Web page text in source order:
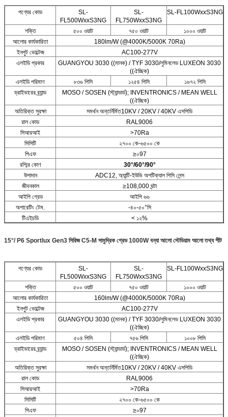
পণ্যের কোড
SL-
FL500WxxS3NG
SL-
FL750WxxS3NG
SL-FL100WxxS3NG
শক্তি ৫০০ ওয়াট ৭৫০ ওয়াট
১০০০ ওয়াট
আলোর কার্যকারিতা
180lm/W (@4000K/5000K 70Ra)
ইনপুট ভোল্টেজ
AC100-277V
এলইডি প্রকার
GUANGYOU 3030 ((মানক) / TYF 3030/লুমিনলেড LUXEON 3030
((ঐচ্ছিক)
এলইডি পরিমাণ
৮৩৬ পিসি ১২৫৪ পিসি
১৬৭২ পিসি
ড্রাইভারের ব্র্যান্ড
MOSO / SOSEN (স্ট্যান্ডার্ড); INVENTRONICS / MEAN WELL
((ঐচ্ছিক)
অতিরিক্ত সুরক্ষা
সমর্থন অন্তর্নির্মিত10KV / 20KV / 40KV এসপিডি
রাল কোড
RAL9006
সিআরআই
>70Ra
সিসিটি
২৭০০ কে-৬৫০০ কে
পিএফ
≥০97
রশ্মির কোণ
30°/60°/90°
উপাদান
ADC12, অ্যান্টি-ইউভি অপটিক্যাল পিসি লেন্স
জীবনকাল
≥108,000 ঘন্টা
আইপি গ্রেড
আইপি ৬৬
অপারেটিং টেম.
-৪০-৫০°সি
টিএইচডি
< ১২%
15°/ P6 Sportlux Gen3 সিরিজ C5-M সামুদ্রিক গ্রেড 1000W বন্যা আলো স্টেডিয়াম আলো তথ্য শীট
পণ্যের কোড
SL-
FL500WxxS3NG
SL-
FL750WxxS3NG
SL-FL100WxxS3NG
শক্তি ৫০০ ওয়াট ৭৫০ ওয়াট
১০০০ ওয়াট
আলোর কার্যকারিতা
160lm/W (@4000K/5000K 70Ra)
ইনপুট ভোল্টেজ
AC100-277V
এলইডি প্রকার
GUANGYOU 3030 ((মানক) / TYF 3030/লুমিনলেড LUXEON 3030
((ঐচ্ছিক)
এলইডি পরিমাণ
৫০৪ পিসি ৭৫৬ পিসি
১০০৮ পিসি
ড্রাইভারের ব্র্যান্ড
MOSO / SOSEN (স্ট্যান্ডার্ড); INVENTRONICS / MEAN WELL
((ঐচ্ছিক)
অতিরিক্ত সুরক্ষা
সমর্থন অন্তর্নির্মিত10KV / 20KV / 40KV এসপিডি
রাল কোড
RAL9006
সিআরআই
>70Ra
সিসিটি
২৭০০ কে-৬৫০০ কে
পিএফ
≥০97